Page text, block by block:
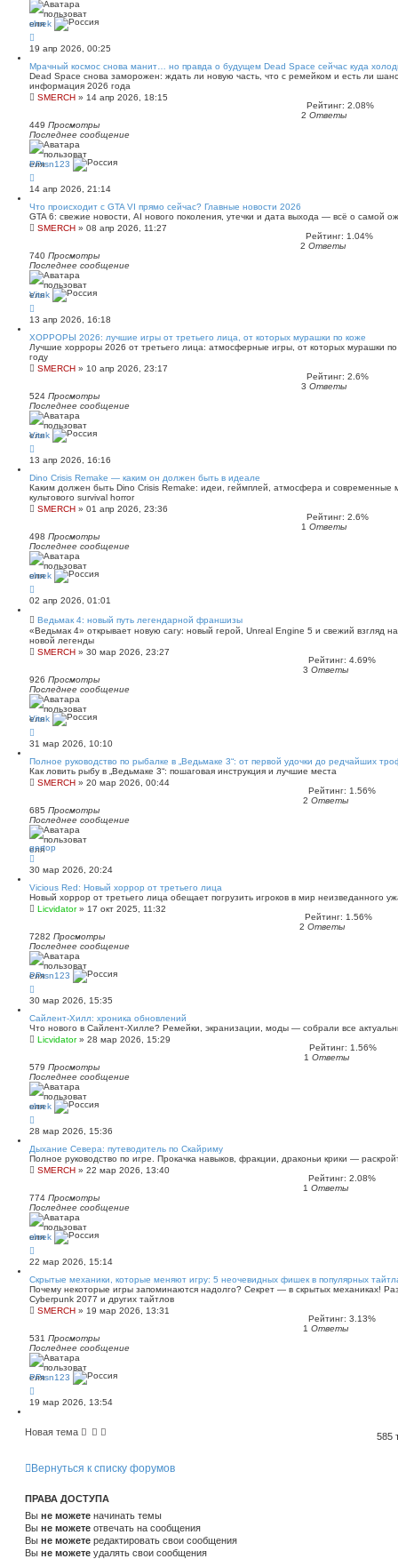
shrek
19 апр 2026, 00:25
Мрачный космос снова манит… но правда о будущем Dead Space сейчас куда
Dead Space снова заморожен: ждать ли новую часть, что с ремейком и есть ли
информация 2026 года
SMERCH » 14 апр 2026, 18:15
Рейтинг: 2.08%
2 Ответы
449 Просмотры
Последнее сообщение
PPtsn123
14 апр 2026, 21:14
Что происходит с GTA VI прямо сейчас? Главные новости 2026
GTA 6: свежие новости, AI нового поколения, утечки и дата выхода — всё о самой
SMERCH » 08 апр 2026, 11:27
Рейтинг: 1.04%
2 Ответы
740 Просмотры
Последнее сообщение
Vitek
13 апр 2026, 16:18
ХОРРОРЫ 2026: лучшие игры от третьего лица, от которых мурашки по коже
Лучшие хорроры 2026 от третьего лица: атмосферные игры, от которых мурашки по
году
SMERCH » 10 апр 2026, 23:17
Рейтинг: 2.6%
3 Ответы
524 Просмотры
Последнее сообщение
Vitek
13 апр 2026, 16:16
Dino Crisis Remake — каким он должен быть в идеале
Каким должен быть Dino Crisis Remake: идеи, геймплей, атмосфера и современные
культового survival horror
SMERCH » 01 апр 2026, 23:36
Рейтинг: 2.6%
1 Ответы
498 Просмотры
Последнее сообщение
shrek
02 апр 2026, 01:01
Ведьмак 4: новый путь легендарной франшизы
«Ведьмак 4» открывает новую сагу: новый герой, Unreal Engine 5 и свежий взгляд
новой легенды
SMERCH » 30 мар 2026, 23:27
Рейтинг: 4.69%
3 Ответы
926 Просмотры
Последнее сообщение
Vitek
31 мар 2026, 10:10
Полное руководство по рыбалке в „Ведьмаке 3“: от первой удочки до редчайших
Как ловить рыбу в „Ведьмаке 3“: пошаговая инструкция и лучшие места
SMERCH » 20 мар 2026, 00:44
Рейтинг: 1.56%
2 Ответы
685 Просмотры
Последнее сообщение
gertop
30 мар 2026, 20:24
Vicious Red: Новый хоррор от третьего лица
Новый хоррор от третьего лица обещает погрузить игроков в мир неизведанного
Licvidator» 17 окт 2025, 11:32
Рейтинг: 1.56%
2 Ответы
7282 Просмотры
Последнее сообщение
PPtsn123
30 мар 2026, 15:35
Сайлент‑Хилл: хроника обновлений
Что нового в Сайлент‑Хилле? Ремейки, экранизации, моды — собрали все
Licvidator» 28 мар 2026, 15:29
Рейтинг: 1.56%
1 Ответы
579 Просмотры
Последнее сообщение
shrek
28 мар 2026, 15:36
Дыхание Севера: путеводитель по Скайриму
Полное руководство по игре. Прокачка навыков, фракции, драконьи крики —
SMERCH » 22 мар 2026, 13:40
Рейтинг: 2.08%
1 Ответы
774 Просмотры
Последнее сообщение
shrek
22 мар 2026, 15:14
Скрытые механики, которые меняют игру: 5 неочевидных фишек в популярных
Почему некоторые игры запоминаются надолго? Секрет — в скрытых механиках!
Cyberpunk 2077 и других тайтлов
SMERCH » 19 мар 2026, 13:31
Рейтинг: 3.13%
1 Ответы
531 Просмотры
Последнее сообщение
PPtsn123
19 мар 2026, 13:54
Новая тема 585
Вернуться к списку форумов
ПРАВА ДОСТУПА
Вы не можете начинать темы
Вы не можете отвечать на сообщения
Вы не можете редактировать свои сообщения
Вы не можете удалять свои сообщения